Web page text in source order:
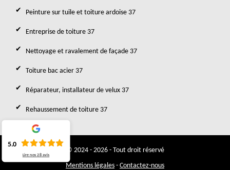
Peinture sur tuile et toiture ardoise 37
Entreprise de toiture 37
Nettoyage et ravalement de façade 37
Toiture bac acier 37
Réparateur, installateur de velux 37
Rehaussement de toiture 37
© 2024 - 2026 - Tout droit réservé
Mentions légales - Contactez-nous
5.0
Lire nos28 avis